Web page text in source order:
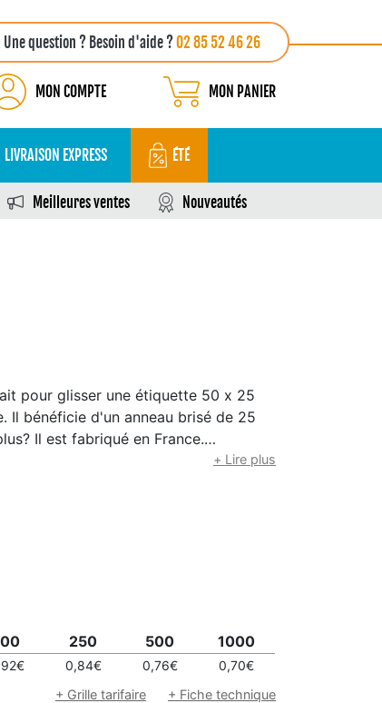
Une question ? Besoin d'aide ?02 85 52 46 26
MON COMPTE MON PANIER
LIVRAISON EXPRESS ÉTÉ
Meilleures ventes Nouveautés
pour glisser une étiquette 50 x 25
Il bénéficie d'un anneau brisé de 25
Il est fabriqué en France.
carton en kg : 9.65 Dimension carton
: 700
+ Lire plus
250 500
1000
0,84€ 0,76€
0,70€
+ Grille tarifaire
+ Fiche technique